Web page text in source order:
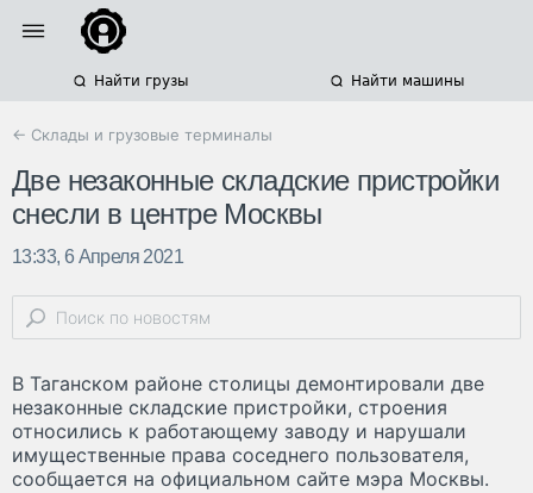
Найти грузы Найти машины
← Склады и грузовые терминалы
Две незаконные складские пристройки
снесли в центре Москвы
13:33, 6 Апреля 2021
В Таганском районе столицы демонтировали две
незаконные складские пристройки, строения
относились к работающему заводу и нарушали
имущественные права соседнего пользователя,
сообщается на официальном сайте мэра Москвы.